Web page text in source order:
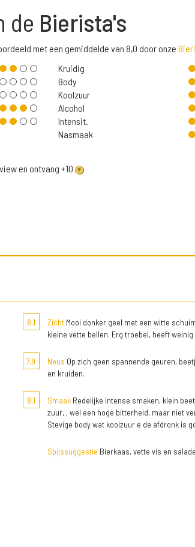
de Bierista's
met een gemiddelde van 8,0 door onze
Kruidig
Body
Koolzuur
Alcohol
Intensit.
Nasmaak
en ontvang +10
8,1 ZichtMooi donker geel met een witte
kleine vette bellen. Erg troebel, heeft weinig
7,9 Neus Op zich geen spannende geuren,
en kruiden.
8,1 SmaakRedelijke intense smaken, klein
zuur, , wel een hoge bitterheid, maar niet
Stevige body wat koolzuur e de afdronk is
Spijssuggestie Bierkaas, vette vis en